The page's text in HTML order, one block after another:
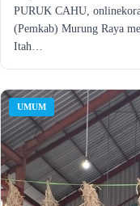
PURUK CAHU,
(Pemkab) Murung Raya
Itah…
UMUM